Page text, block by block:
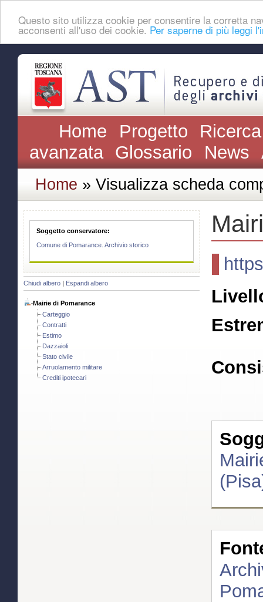
Questo sito utilizza cookie per consentire la corretta
acconsenti all'uso dei cookie. Per saperne di più leggi
Home Progetto
avanzata Glossario News
Home » Visualizza scheda
Soggetto conservatore:
Comune di Pomarance. Archivio storico
Chiudi albero Espandi albero
Mairie di Pomarance
Carteggio
Contratti
Estimo
Dazzaioli
Stato civile
Arruolamento militare
Crediti ipotecari